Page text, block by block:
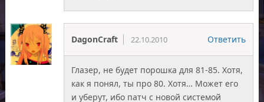
DagonCraft 22.10.2010 Ответить
Глазер, не будет порошка для 81-85. Хотя,
как я понял, ты про 80. Хотя… Может его
и уберут, ибо патч с новой системой